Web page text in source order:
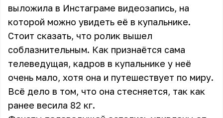
выложила в Инстаграме видеозапись, на
которой можно увидеть её в купальнике.
Стоит сказать, что ролик вышел
соблазнительным. Как признаётся сама
телеведущая, кадров в купальнике у неё
очень мало, хотя она и путешествует по миру.
Всё дело в том, что она стесняется, так как
ранее весила 82 кг.